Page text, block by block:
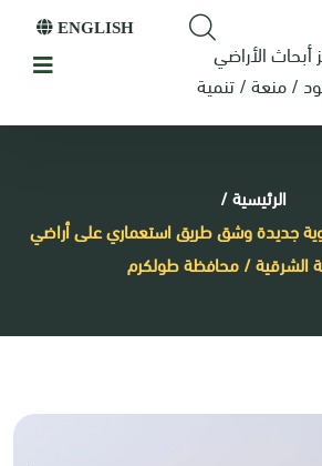
أبحاث الأراضي
/ منعة / تنمية
ENGLISH
الرئيسية/
جديدة وشق طريق استعماري على أراضي
الشرقية / محافظة طولكرم